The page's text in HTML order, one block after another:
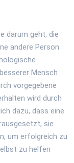
darum geht, die
andere Person
Mensch
vorgegebene
wird durch
dazu, dass eine
sie
um erfolgreich zu
zu helfen